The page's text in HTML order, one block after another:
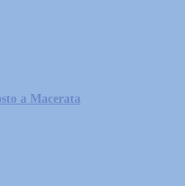
a Macerata